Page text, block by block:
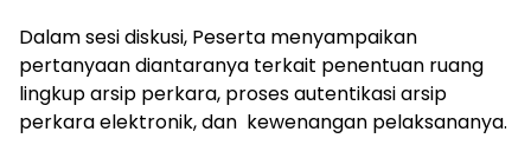
Dalam sesi diskusi, Peserta menyampaikan
pertanyaan diantaranya terkait penentuan ruang
lingkup arsip perkara, proses autentikasi arsip
perkara elektronik, dan kewenangan pelaksananya.